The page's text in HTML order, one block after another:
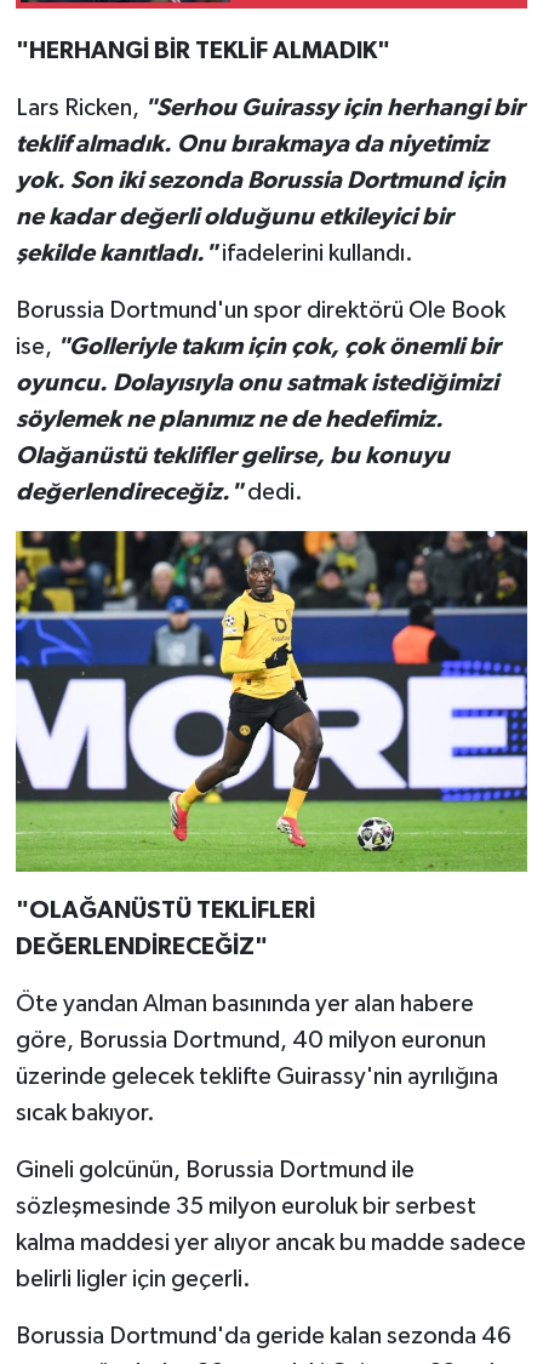
"HERHANGİ BİR TEKLİF ALMADIK"
Lars Ricken, "Serhou Guirassy için herhangi bir
teklif almadık. Onu bırakmaya da niyetimiz
yok. Son iki sezonda Borussia Dortmund için
ne kadar değerli olduğunu etkileyici bir
şekilde kanıtladı."ifadelerini kullandı.
Borussia Dortmund'un spor direktörü Ole Book
ise, "Golleriyle takım için çok, çok önemli bir
oyuncu. Dolayısıyla onu satmak istediğimizi
söylemek ne planımız ne de hedefimiz.
Olağanüstü teklifler gelirse, bu konuyu
değerlendireceğiz."dedi.
"OLAĞANÜSTÜ TEKLİFLERİ
DEĞERLENDİRECEĞİZ"
Öte yandan Alman basınında yer alan habere
göre, Borussia Dortmund, 40 milyon euronun
üzerinde gelecek teklifte Guirassy'nin ayrılığına
sıcak bakıyor.
Gineli golcünün, Borussia Dortmund ile
sözleşmesinde 35 milyon euroluk bir serbest
kalma maddesi yer alıyor ancak bu madde sadece
belirli ligler için geçerli.
Borussia Dortmund'da geride kalan sezonda 46